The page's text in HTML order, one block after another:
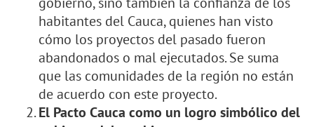
habitantes del Cauca, quienes han visto
cómo los proyectos del pasado fueron
abandonados o mal ejecutados. Se suma
que las comunidades de la región no están
de acuerdo con este proyecto.
El Pacto Cauca como un logro simbólico del